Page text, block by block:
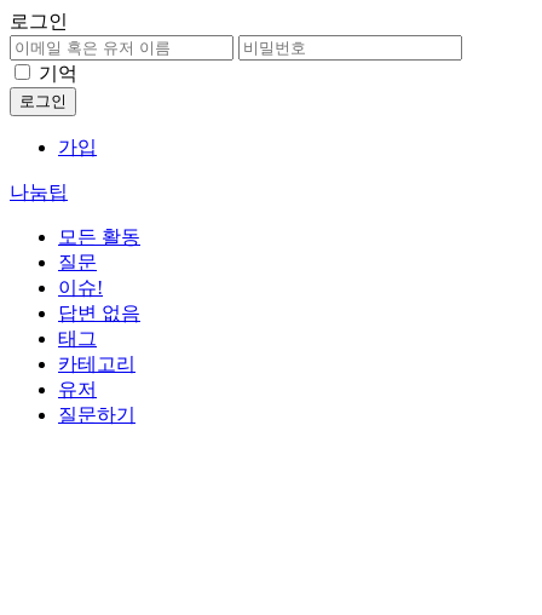
로그인
기억
가입
나눔팁
모든 활동
질문
이슈!
답변 없음
태그
카테고리
유저
질문하기